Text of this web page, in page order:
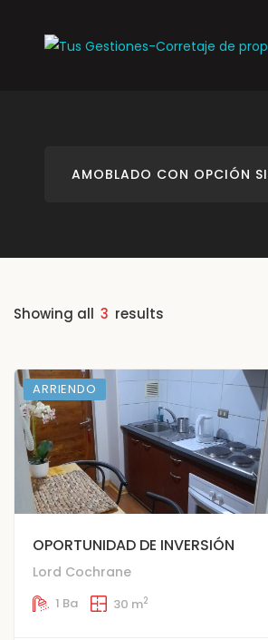
AMOBLADO CON OPCIÓN
Showing all 3 results
ARRIENDO
OPORTUNIDAD DE INVERSIÓN
Lord Cochrane
1 Ba 30 m2